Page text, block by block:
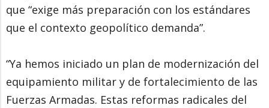
que “exige más preparación con los estándares
que el contexto geopolítico demanda”.
“Ya hemos iniciado un plan de modernización del
equipamiento militar y de fortalecimiento de las
Fuerzas Armadas. Estas reformas radicales del